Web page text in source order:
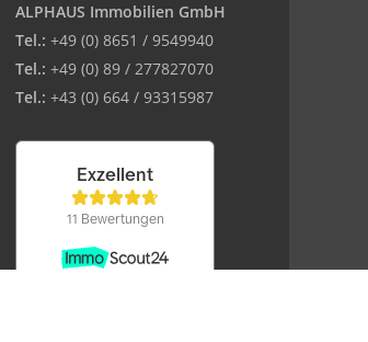
ALPHAUS Immobilien GmbH
Tel.: +49 (0) 8651 / 9549940
Tel.: +49 (0) 89 / 277827070
Tel.: +43 (0) 664 / 93315987